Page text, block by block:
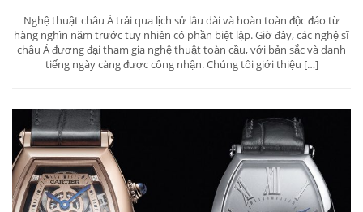
Nghệ thuật châu Á trải qua lịch sử lâu dài và hoàn toàn độc đáo từ
hàng nghìn năm trước tuy nhiên có phần biệt lập. Giờ đây, các nghệ sĩ
châu Á đương đại tham gia nghệ thuật toàn cầu, với bản sắc và danh
tiếng ngày càng được công nhận. Chúng tôi giới thiệu […]